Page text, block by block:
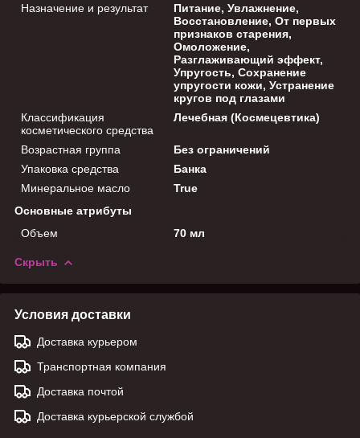
Назначение и результат
Питание, Увлажнение,
Восстановление, От первых
признаков старения,
Омоложение,
Разглаживающий эффект,
Упругость, Сохранение
упругости кожи, Устранение
кругов под глазами
Классификация
косметического средства
Лечебная (Космецевтика)
Возрастная группа
Без ограничений
Упаковка средства
Банка
Минеральное масло
True
Основные атрибуты
Объем
70 мл
Скрыть
Условия доставки
Доставка курьером
Транспортная компания
Доставка почтой
Доставка курьерской службой